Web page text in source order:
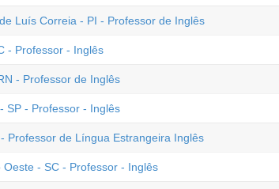
Luís Correia - PI - Professor de Inglês
- Professor - Inglês
- Professor de Inglês
SP - Professor - Inglês
Professor de Língua Estrangeira Inglês
- SC - Professor - Inglês